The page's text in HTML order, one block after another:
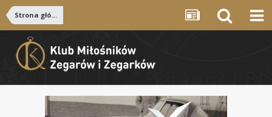
Strona główna